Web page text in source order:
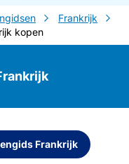
Frankrijk
kopen
inhoud
zijbalkFrankrijk